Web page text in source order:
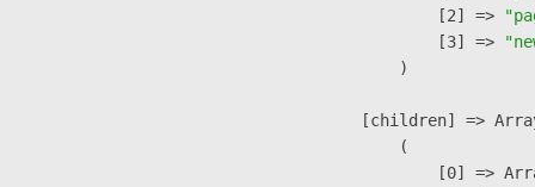
                    [2] =>
                    [3] =>
                )
[children] =>
                (
[0] =>